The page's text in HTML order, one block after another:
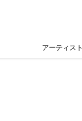
アーティスト